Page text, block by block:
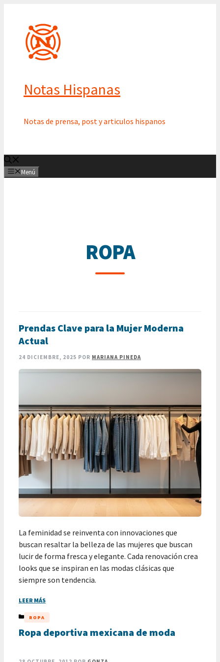
contenido
Notas Hispanas
Notas de prensa, post y articulos hispanos
Menú
ROPA
Prendas Clave para la Mujer Moderna
Actual
24 DICIEMBRE, 2025 POR MARIANA PINEDA
La feminidad se reinventa con innovaciones que
buscan resaltar la belleza de las mujeres que buscan
lucir de forma fresca y elegante. Cada renovación crea
looks que se inspiran en las modas clásicas que
siempre son tendencia.
LEER MÁS
CATEGORÍAS
ROPA
Ropa deportiva mexicana de moda